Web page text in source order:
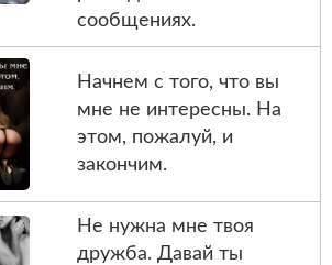
сообщениях.
Начнем с того, что вы
мне не интересны. На
этом, пожалуй, и
закончим.
Не нужна мне твоя
дружба. Давай ты